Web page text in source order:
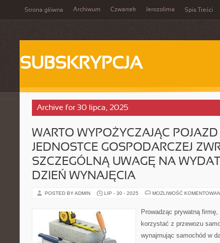
Strona główna Archiwum Czwartek Jerozolima Spis Treści
SUBSKRYPCJA
Archive for 30 lipca, 2025
WARTO WYPOŻYCZAJĄC
JEDNOSTCE GOSPODARCZEJ
SZCZEGÓLNĄ UWAGĘ NA
DZIEŃ WYNAJĘCIA
POSTED BY ADMIN LIP - 30 - 2025 MOŻLIWOŚĆ
Prowadząc prywatną
korzystać z przewozu
wynajmując samochód w